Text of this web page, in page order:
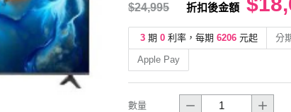
$24,995 折扣後金額
3 期 0 利率，每期 6206 元起 分
Apple Pay
數量